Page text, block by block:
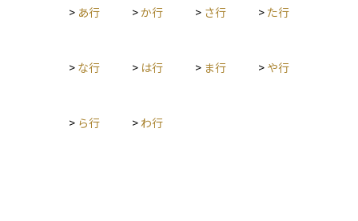
左右されず、より合理的な売買判断を下すことができるように
> あ行 >か行 > さ行 > た行
> な行 > は行 > ま行 > や行
> ら行 > わ行